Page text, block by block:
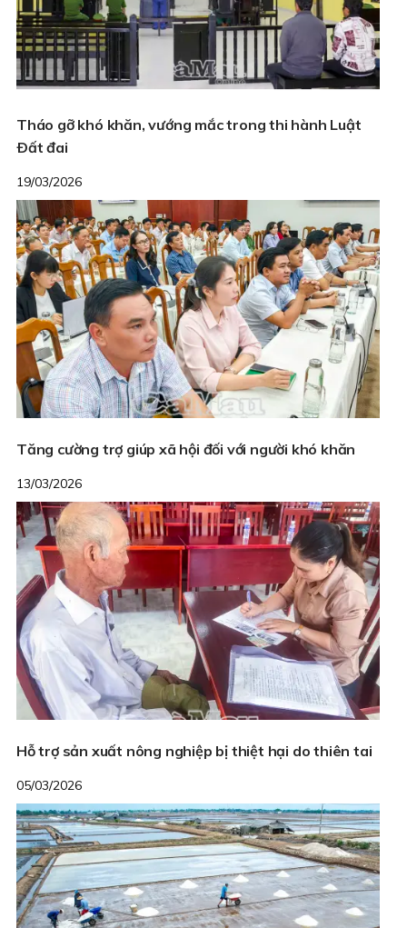
Tháo gỡ khó khăn, vướng mắc trong thi hành Luật
Ðất đai
19/03/2026
Tăng cường trợ giúp xã hội đối với người khó khăn
13/03/2026
Hỗ trợ sản xuất nông nghiệp bị thiệt hại do thiên tai
05/03/2026